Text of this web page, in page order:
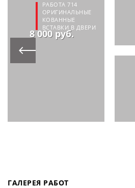
РАБОТА 714
ОРИГИНАЛЬНЫЕ
КОВАННЫЕ
ВСТАВКИ В ДВЕРИ
8 000 руб.
ГАЛЕРЕЯ РАБОТ